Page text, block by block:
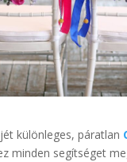
különleges, páratlan
minden segítséget